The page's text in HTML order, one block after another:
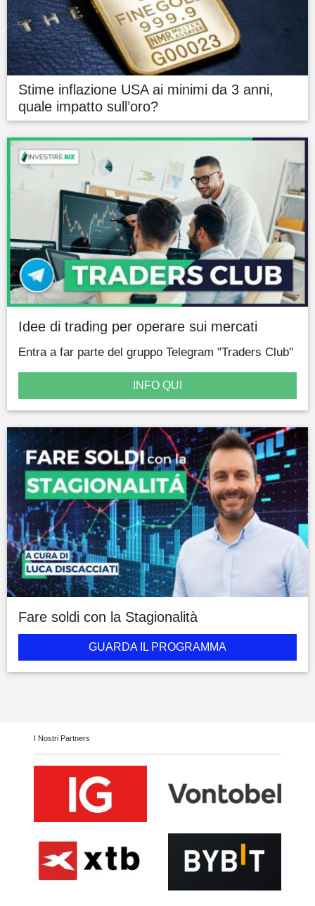
Stime inflazione USA ai minimi da 3 anni,
quale impatto sull’oro?
Idee di trading per operare sui mercati
Entra a far parte del gruppo Telegram "Traders Club"
INFO QUI
Fare soldi con la Stagionalità
GUARDA IL PROGRAMMA
I Nostri Partners